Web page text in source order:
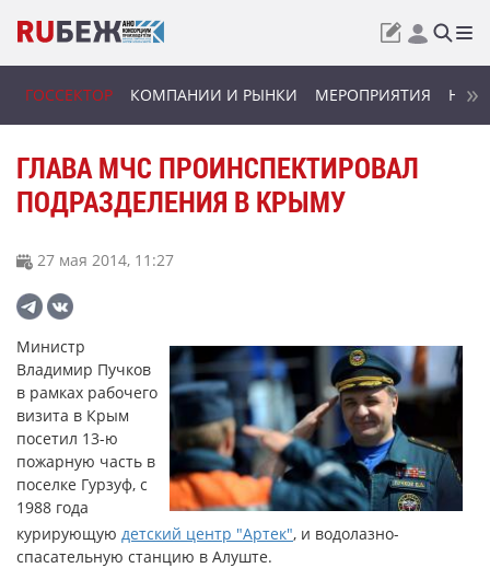
ГОССЕКТОР КОМПАНИИ И РЫНКИ МЕРОПРИЯТИЯ
ГЛАВА МЧС ПРОИНСПЕКТИРОВАЛ
ПОДРАЗДЕЛЕНИЯ В КРЫМУ
27 мая 2014, 11:27
Министр
Владимир Пучков
в рамках рабочего
визита в Крым
посетил 13-ю
пожарную часть в
поселке Гурзуф, с
1988 года
курирующую детский центр "Артек", и водолазно-
спасательную станцию в Алуште.